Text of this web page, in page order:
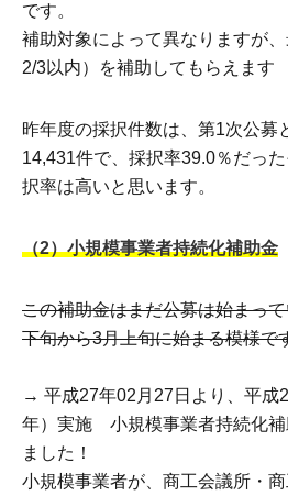
です。
補助対象によって異なりますが
2/3以内）を補助してもらえます
昨年度の採択件数は、第1次公募
14,431件で、採択率39.0％だっ
択率は高いと思います。
（2）小規模事業者持続化補助金
この補助金はまだ公募は始まっ
下旬から3月上旬に始まる模様で
→ 平成27年02月27日より、平成
年）実施 小規模事業者持続化補
ました！
小規模事業者が、商工会議所・